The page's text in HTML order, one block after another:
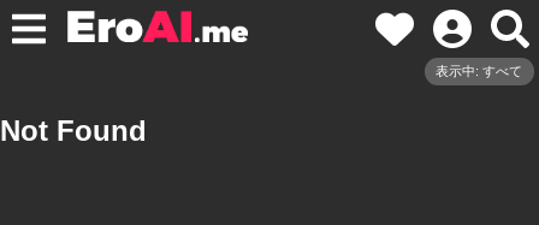
表示中: すべて
Not Found